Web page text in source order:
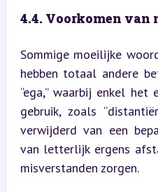
4.4. Voorkomen van
Sommige moeilijke
hebben totaal andere
“ega,” waarbij enkel
gebruik, zoals
verwijderd van een
van letterlijk ergens
misverstanden zorgen.